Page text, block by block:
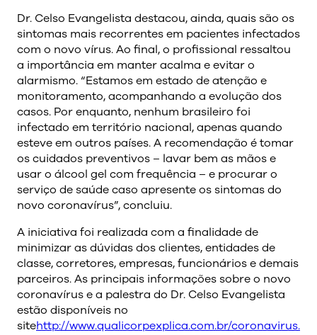
Dr. Celso Evangelista destacou, ainda, quais são os
sintomas mais recorrentes em pacientes infectados
com o novo vírus. Ao final, o profissional ressaltou
a importância em manter acalma e evitar o
alarmismo. “Estamos em estado de atenção e
monitoramento, acompanhando a evolução dos
casos. Por enquanto, nenhum brasileiro foi
infectado em território nacional, apenas quando
esteve em outros países. A recomendação é tomar
os cuidados preventivos – lavar bem as mãos e
usar o álcool gel com frequência – e procurar o
serviço de saúde caso apresente os sintomas do
novo coronavírus”, concluiu.
A iniciativa foi realizada com a finalidade de
minimizar as dúvidas dos clientes, entidades de
classe, corretores, empresas, funcionários e demais
parceiros. As principais informações sobre o novo
coronavírus e a palestra do Dr. Celso Evangelista
estão disponíveis no
sitehttp://www.qualicorpexplica.com.br/coronavirus.